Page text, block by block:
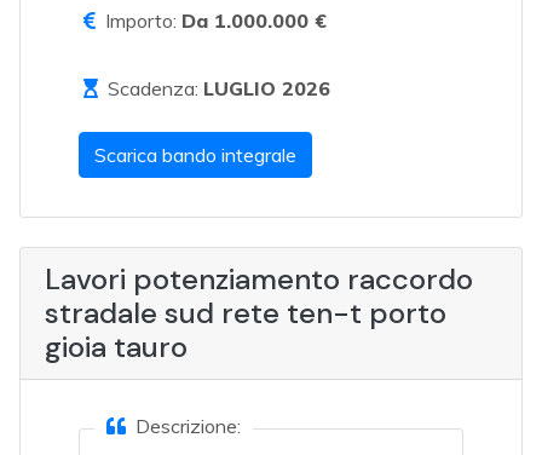
Importo: Da 1.000.000 €
Scadenza: LUGLIO 2026
Scarica bando integrale
Lavori potenziamento raccordo
stradale sud rete ten-t porto
gioia tauro
Descrizione: